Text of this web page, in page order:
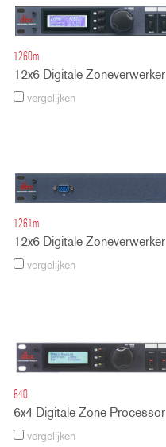
1260m
12x6 Digitale Zoneverwerker
vergelijken
1261m
12x6 Digitale Zoneverwerker
vergelijken
640
6x4 Digitale Zone Processor
vergelijken